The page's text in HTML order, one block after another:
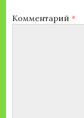
Комментарий *